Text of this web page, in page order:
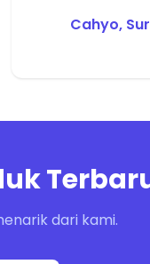
Cahyo,
dari kami.